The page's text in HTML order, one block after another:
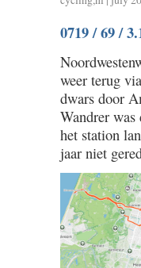
0719 / 69 /
weer terug
dwars door
Wandrer was
het station
jaar niet